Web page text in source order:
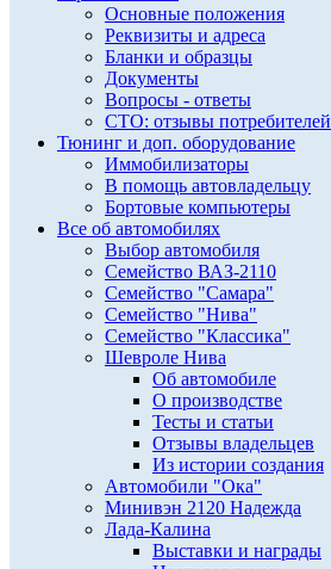
Основные положения
Реквизиты и адреса
Бланки и образцы
Документы
Вопросы - ответы
СТО: отзывы потребителей
Тюнинг и доп. оборудование
Иммобилизаторы
В помощь автовладельцу
Бортовые компьютеры
Все об автомобилях
Выбор автомобиля
Семейство ВАЗ-2110
Семейство "Самара"
Семейство "Нива"
Семейство "Классика"
Шевроле Нива
Об автомобиле
О производстве
Тесты и статьи
Отзывы владельцев
Из истории создания
Автомобили "Ока"
Минивэн 2120 Надежда
Лада-Калина
Выставки и награды